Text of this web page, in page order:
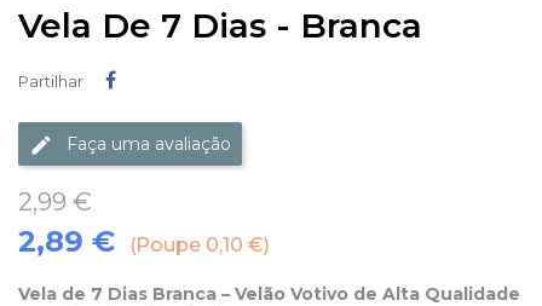
Vela De 7 Dias - Branca
Partilhar
Faça uma avaliação
2,99 €
2,89 € Poupe 0,10 €
Vela de 7 Dias Branca – Velão Votivo de Alta Qualidade